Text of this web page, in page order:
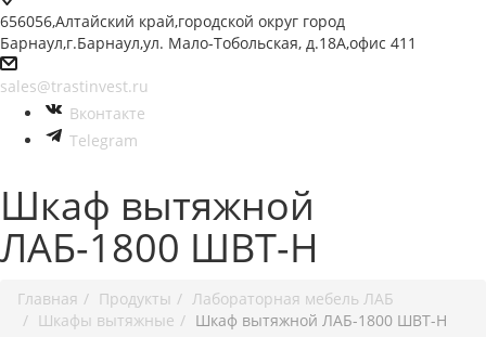
656056,Алтайский край,городской округ город
Барнаул,г.Барнаул,ул. Мало-Тобольская, д.18А,офис 411
sales@trastinvest.ru
Вконтакте
Telegram
Шкаф вытяжной
ЛАБ-1800 ШВТ-Н
Главная Продукты
Лабораторная мебель ЛАБ
Шкафы вытяжные
Шкаф вытяжной ЛАБ-1800 ШВТ-Н